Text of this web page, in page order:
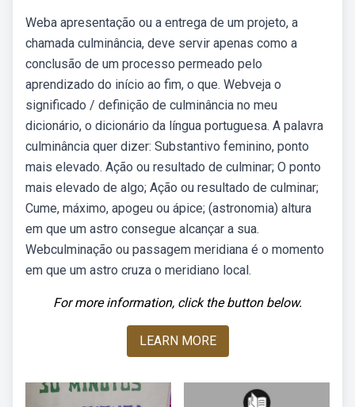
Weba apresentação ou a entrega de um projeto, a
chamada culminância, deve servir apenas como a
conclusão de um processo permeado pelo
aprendizado do início ao fim, o que. Webveja o
significado / definição de culminância no meu
dicionário, o dicionário da língua portuguesa. A palavra
culminância quer dizer: Substantivo feminino, ponto
mais elevado. Ação ou resultado de culminar; O ponto
mais elevado de algo; Ação ou resultado de culminar;
Cume, máximo, apogeu ou ápice; (astronomia) altura
em que um astro consegue alcançar a sua.
Webculminação ou passagem meridiana é o momento
em que um astro cruza o meridiano local.
For more information, click the button below.
LEARN MORE